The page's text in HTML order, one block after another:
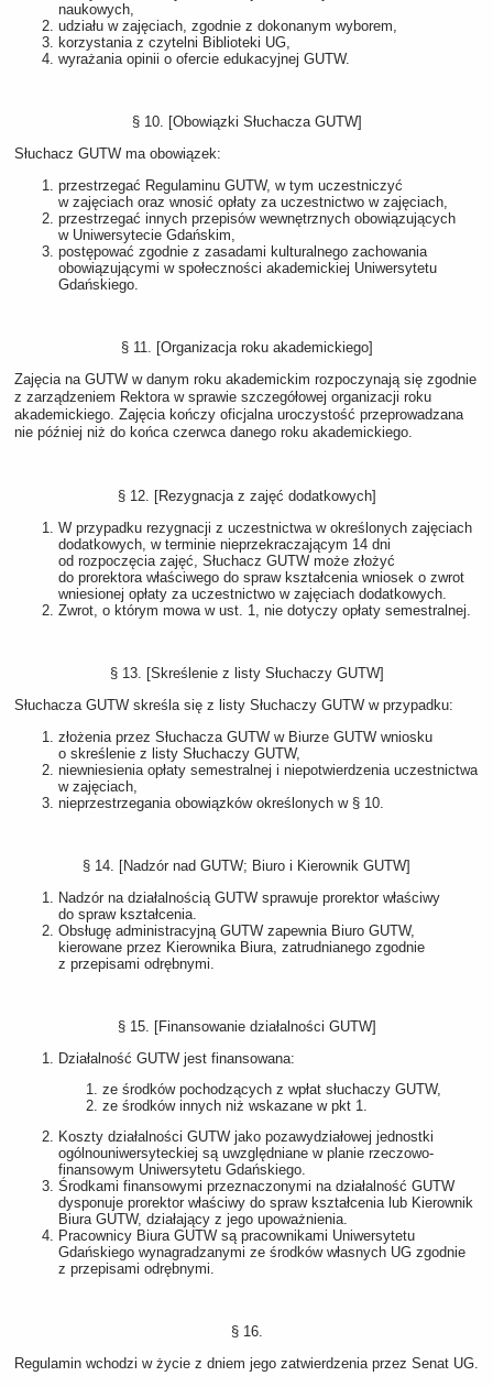
naukowych,
udziału w zajęciach, zgodnie z dokonanym wyborem,
korzystania z czytelni Biblioteki UG,
wyrażania opinii o ofercie edukacyjnej GUTW.
§ 10. [Obowiązki Słuchacza GUTW]
Słuchacz GUTW ma obowiązek:
przestrzegać Regulaminu GUTW, w tym uczestniczyć
w zajęciach oraz wnosić opłaty za uczestnictwo w zajęciach,
przestrzegać innych przepisów wewnętrznych obowiązujących
w Uniwersytecie Gdańskim,
postępować zgodnie z zasadami kulturalnego zachowania
obowiązującymi w społeczności akademickiej Uniwersytetu
Gdańskiego.
§ 11. [Organizacja roku akademickiego]
Zajęcia na GUTW w danym roku akademickim rozpoczynają się zgodnie
z zarządzeniem Rektora w sprawie szczegółowej organizacji roku
akademickiego. Zajęcia kończy oficjalna uroczystość przeprowadzana
nie później niż do końca czerwca danego roku akademickiego.
§ 12. [Rezygnacja z zajęć dodatkowych]
W przypadku rezygnacji z uczestnictwa w określonych zajęciach
dodatkowych, w terminie nieprzekraczającym 14 dni
od rozpoczęcia zajęć, Słuchacz GUTW może złożyć
do prorektora właściwego do spraw kształcenia wniosek o zwrot
wniesionej opłaty za uczestnictwo w zajęciach dodatkowych.
Zwrot, o którym mowa w ust. 1, nie dotyczy opłaty semestralnej.
§ 13. [Skreślenie z listy Słuchaczy GUTW]
Słuchacza GUTW skreśla się z listy Słuchaczy GUTW w przypadku:
złożenia przez Słuchacza GUTW w Biurze GUTW wniosku
o skreślenie z listy Słuchaczy GUTW,
niewniesienia opłaty semestralnej i niepotwierdzenia uczestnictwa
w zajęciach,
nieprzestrzegania obowiązków określonych w § 10.
§ 14. [Nadzór nad GUTW; Biuro i Kierownik GUTW]
Nadzór na działalnością GUTW sprawuje prorektor właściwy
do spraw kształcenia.
Obsługę administracyjną GUTW zapewnia Biuro GUTW,
kierowane przez Kierownika Biura, zatrudnianego zgodnie
z przepisami odrębnymi.
§ 15. [Finansowanie działalności GUTW]
Działalność GUTW jest finansowana:
ze środków pochodzących z wpłat słuchaczy GUTW,
ze środków innych niż wskazane w pkt 1.
Koszty działalności GUTW jako pozawydziałowej jednostki
ogólnouniwersyteckiej są uwzględniane w planie rzeczowo-
finansowym Uniwersytetu Gdańskiego.
Środkami finansowymi przeznaczonymi na działalność GUTW
dysponuje prorektor właściwy do spraw kształcenia lub Kierownik
Biura GUTW, działający z jego upoważnienia.
Pracownicy Biura GUTW są pracownikami Uniwersytetu
Gdańskiego wynagradzanymi ze środków własnych UG zgodnie
z przepisami odrębnymi.
§ 16.
Regulamin wchodzi w życie z dniem jego zatwierdzenia przez Senat UG.